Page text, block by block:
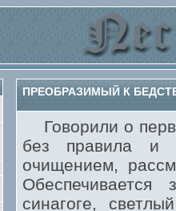
ПРЕОБРАЗИМЫЙ К
Говорили о
без правила и
очищением,
синагоге,